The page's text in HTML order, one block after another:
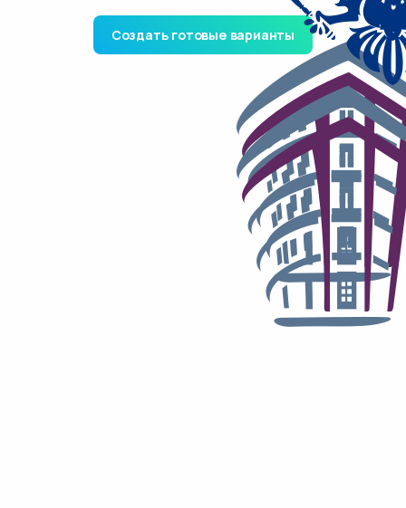
Создать готовые варианты